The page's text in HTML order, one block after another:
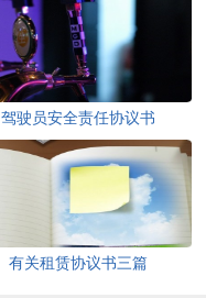
驾驶员安全责任协议书
有关租赁协议书三篇